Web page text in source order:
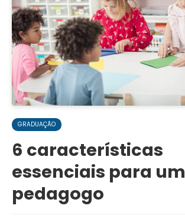
GRADUAÇÃO
6 características
essenciais para um
pedagogo